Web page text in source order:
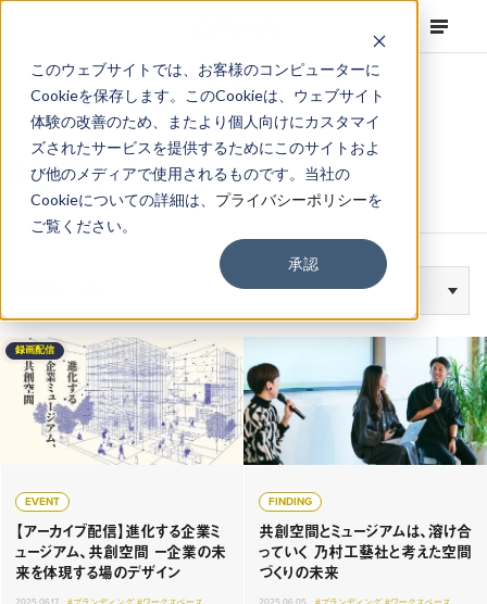
このウェブサイトでは、お客様のコンピューターに
Cookieを保存します。このCookieは、ウェブサイト
体験の改善のため、またより個人向けにカスタマイ
ズされたサービスを提供するためにこのサイトおよ
び他のメディアで使用されるものです。当社の
Cookieについての詳細は、 プライバシーポリシーを
ご覧ください。
承認
#企業ミュージアム
録画配信
EVENT
【アーカイブ配信】進化する企業ミ
ュージアム、共創空間 ー企業の未
来を体現する場のデザイン
FINDING
共創空間とミュージアムは、溶け合
っていく 乃村工藝社と考えた空間
づくりの未来